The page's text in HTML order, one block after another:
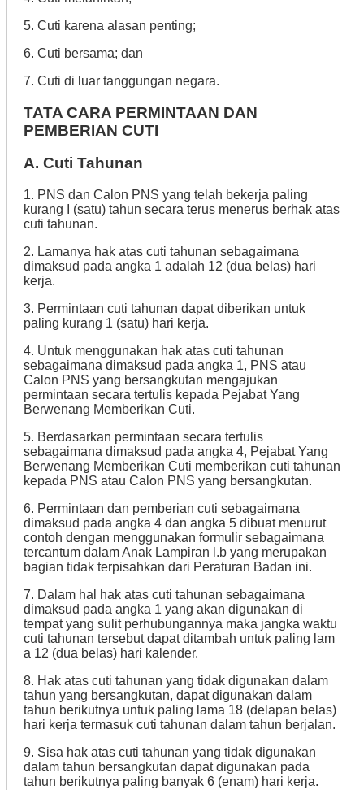
5. Cuti karena alasan penting;
6. Cuti bersama; dan
7. Cuti di luar tanggungan negara.
TATA CARA PERMINTAAN DAN
PEMBERIAN CUTI
A. Cuti Tahunan
1. PNS dan Calon PNS yang telah bekerja paling
kurang I (satu) tahun secara terus menerus berhak atas
cuti tahunan.
2. Lamanya hak atas cuti tahunan sebagaimana
dimaksud pada angka 1 adalah 12 (dua belas) hari
kerja.
3. Permintaan cuti tahunan dapat diberikan untuk
paling kurang 1 (satu) hari kerja.
4. Untuk menggunakan hak atas cuti tahunan
sebagaimana dimaksud pada angka 1, PNS atau
Calon PNS yang bersangkutan mengajukan
permintaan secara tertulis kepada Pejabat Yang
Berwenang Memberikan Cuti.
5. Berdasarkan permintaan secara tertulis
sebagaimana dimaksud pada angka 4, Pejabat Yang
Berwenang Memberikan Cuti memberikan cuti tahunan
kepada PNS atau Calon PNS yang bersangkutan.
6. Permintaan dan pemberian cuti sebagaimana
dimaksud pada angka 4 dan angka 5 dibuat menurut
contoh dengan menggunakan formulir sebagaimana
tercantum dalam Anak Lampiran l.b yang merupakan
bagian tidak terpisahkan dari Peraturan Badan ini.
7. Dalam hal hak atas cuti tahunan sebagaimana
dimaksud pada angka 1 yang akan digunakan di
tempat yang sulit perhubungannya maka jangka waktu
cuti tahunan tersebut dapat ditambah untuk paling lam
a 12 (dua belas) hari kalender.
8. Hak atas cuti tahunan yang tidak digunakan dalam
tahun yang bersangkutan, dapat digunakan dalam
tahun berikutnya untuk paling lama 18 (delapan belas)
hari kerja termasuk cuti tahunan dalam tahun berjalan.
9. Sisa hak atas cuti tahunan yang tidak digunakan
dalam tahun bersangkutan dapat digunakan pada
tahun berikutnya paling banyak 6 (enam) hari kerja.